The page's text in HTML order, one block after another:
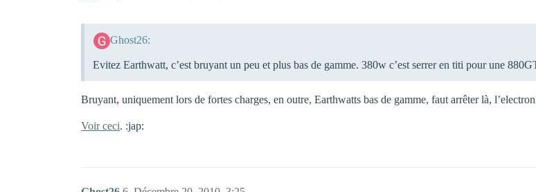
Ghost26:
Evitez Earthwatt, c’est bruyant un peu et plus bas de gamme. 380w c’est serrer en titi pour une
Bruyant, uniquement lors de fortes charges, en outre, Earthwatts bas de gamme, faut arrêter là,
Voir ceci. :jap: